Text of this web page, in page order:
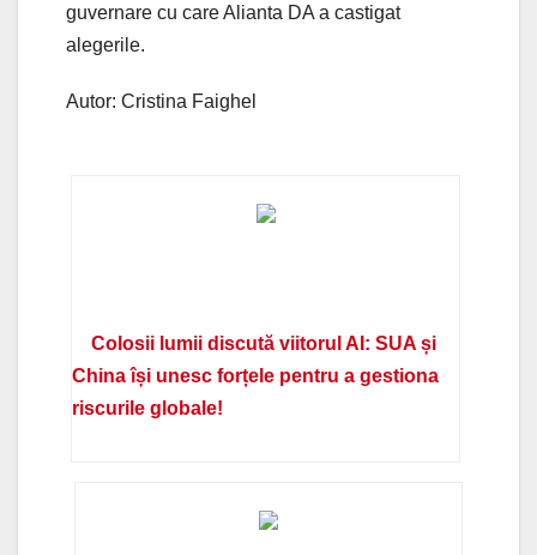
guvernare cu care Alianta DA a castigat
alegerile.
Autor: Cristina Faighel
Colosii lumii discută viitorul AI: SUA și
China își unesc forțele pentru a gestiona
riscurile globale!